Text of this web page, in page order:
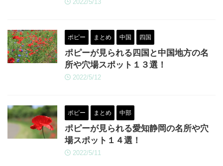
2022/5/13
ポピー まとめ 中国 四国
ポピーが見られる四国と中国地方の名
所や穴場スポット１３選！
2022/5/12
ポピー まとめ 中部
ポピーが見られる愛知静岡の名所や穴
場スポット１４選！
2022/5/11